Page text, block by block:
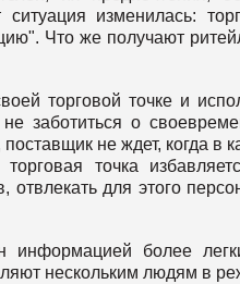
изменилась:
Что же получают
торговой точке и
заботиться о
не ждет, когда в
точка
отвлекать для этого
информацией более
нескольким людям в